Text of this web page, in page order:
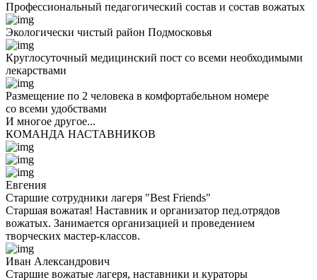
Профессиональный педагогический состав и состав вожатых
Экологически чистый район Подмосковья
Круглосуточный медицинский пост со всеми необходимыми
лекарствами
Размещение по 2 человека в комфортабельном номере
со всеми удобствами
И многое другое...
КОМАНДА НАСТАВНИКОВ
Евгения
Старшие сотрудники лагеря "Best Friends"
Старшая вожатая! Наставник и организатор пед.отрядов
вожатых. Занимается организацией и проведением
творческих мастер-классов.
Иван Александрович
Старшие вожатые лагеря, наставники и кураторы